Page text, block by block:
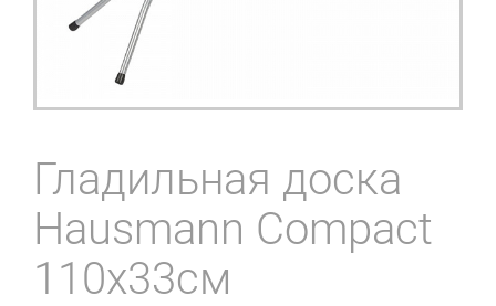
Гладильная доска
Hausmann Compact
110x33см